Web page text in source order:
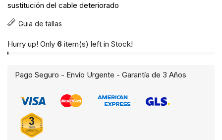
sustitución del cable deteriorado
Guia de tallas
Hurry up! Only 6 item(s) left in Stock!
Pago Seguro - Envío Urgente - Garantía de 3 Años